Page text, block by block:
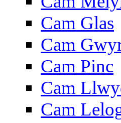
Cam Glas
Cam
Cam Pinc
Cam
Cam